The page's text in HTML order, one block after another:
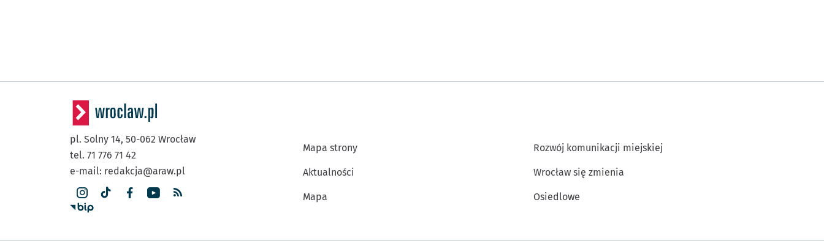
pl. Solny 14, 50-062 Wrocław
tel. 71 776 71 42
e-mail: redakcja@araw.pl
Mapa strony
Aktualności
Mapa
Rozwój komunikacji miejskiej
Wrocław się zmienia
Osiedlowe